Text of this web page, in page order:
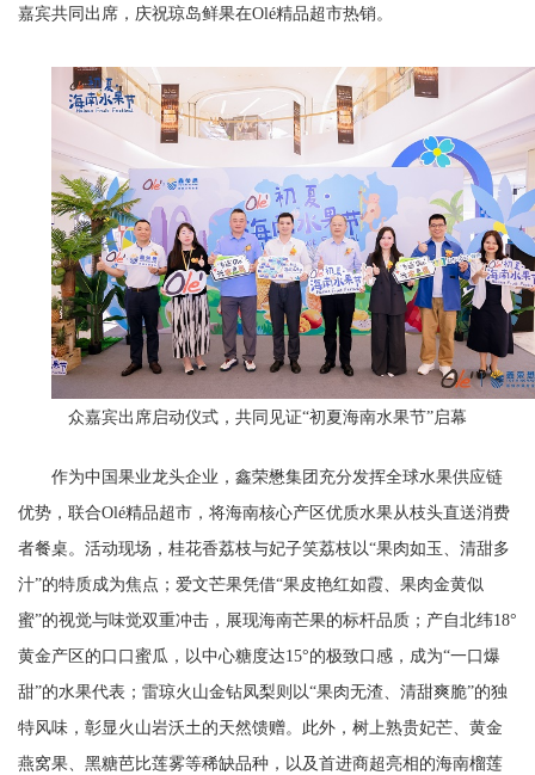
嘉宾共同出席，庆祝琼岛鲜果在Olé精品超市热销。
众嘉宾出席启动仪式，共同见证“初夏海南水果节”启幕
作为中国果业龙头企业，鑫荣懋集团充分发挥全球水果供应链
优势，联合Olé精品超市，将海南核心产区优质水果从枝头直送消费
者餐桌。活动现场，桂花香荔枝与妃子笑荔枝以“果肉如玉、清甜多
汁”的特质成为焦点；爱文芒果凭借“果皮艳红如霞、果肉金黄似
蜜”的视觉与味觉双重冲击，展现海南芒果的标杆品质；产自北纬18°
黄金产区的口口蜜瓜，以中心糖度达15°的极致口感，成为“一口爆
甜”的水果代表；雷琼火山金钻凤梨则以“果肉无渣、清甜爽脆”的独
特风味，彰显火山岩沃土的天然馈赠。此外，树上熟贵妃芒、黄金
燕窝果、黑糖芭比莲雾等稀缺品种，以及首进商超亮相的海南榴莲